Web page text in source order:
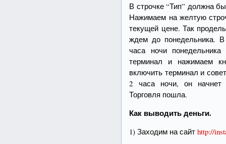
В строчке “Тип” должна
Нажимаем на желтую
текущей цене. Так
ждем до понедельника.
часа ночи
терминал и нажимаем
включить терминал и
2 часа ночи, он начнет
Торговля пошла.
Как выводить деньги.
1) Заходим на сайтhttp://